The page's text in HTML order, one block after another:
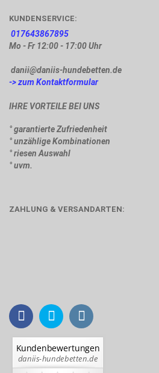
KUNDENSERVICE:
017643867895
Mo - Fr 12:00 - 17:00 Uhr
danii@daniis-hundebetten.de
-> zum Kontaktformular
IHRE VORTEILE BEI UNS
° garantierte Zufriedenheit
° unzählige Kombinationen
° riesen Auswahl
° uvm.
ZAHLUNG & VERSANDARTEN: